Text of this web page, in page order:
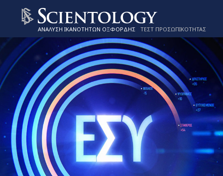
ΑΝΑΛΥΣΗ ΙΚΑΝΟΤΗΤΩΝ ΟΞΦΟΡΔΗΣ ΤΕΣΤ ΠΡΟΣΩΠΙΚΟΤΗΤΑΣ